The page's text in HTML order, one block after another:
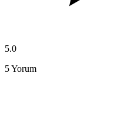
5.0
5Yorum